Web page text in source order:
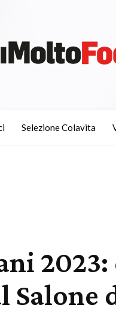
Selezione Colavita
2023: